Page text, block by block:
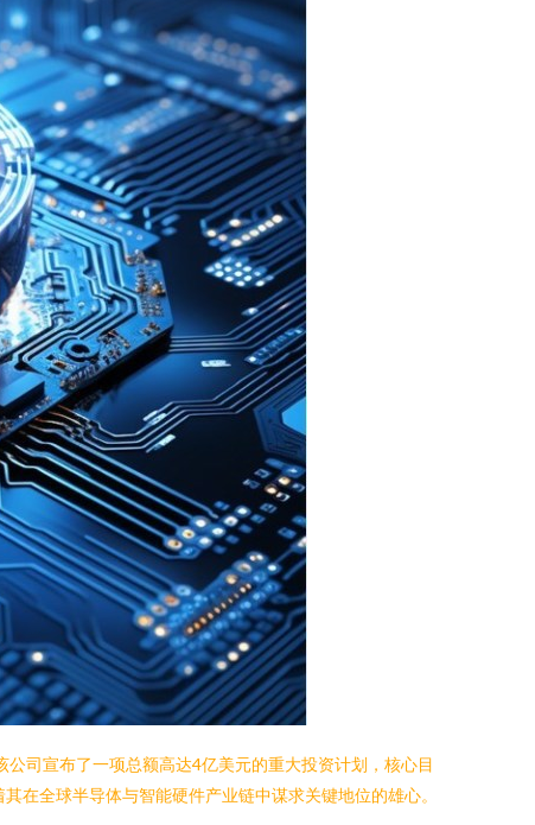
司宣布了一项总额高达4亿美元的重大投资计划，核心目
在全球半导体与智能硬件产业链中谋求关键地位的雄心。